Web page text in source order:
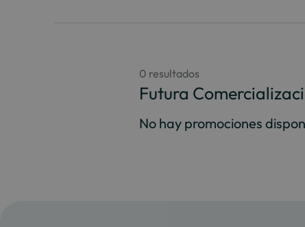
0 resultados
Futura
No hay promociones